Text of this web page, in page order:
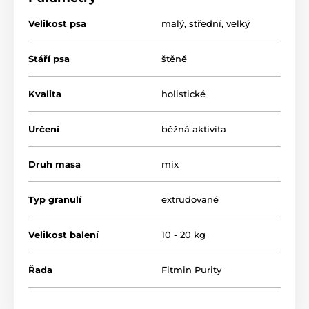
Benefity krmiva:
JEHNĚČÍ MASO je výborným zdrojem
skupiny B, které jsou nezbytné pro metabolické
obsahuje
, nezbytný prorůst, hojení
imunitní systém.
Velikost psa malý, střední, velký
Stáří psa štěně
Kvalita holistické
Určení běžná aktivita
Druh masa mix
Typ granulí extrudované
Velikost balení 10 - 20 kg
Řada Fitmin Purity